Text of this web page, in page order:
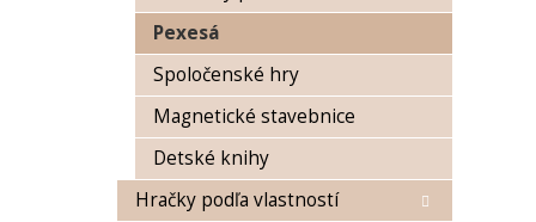
Pexesá
Spoločenské hry
Magnetické stavebnice
Detské knihy
Hračky podľa vlastností